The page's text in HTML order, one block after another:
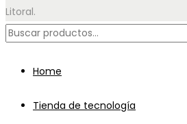
Litoral.
Búsqueda
Home
Tienda de tecnología